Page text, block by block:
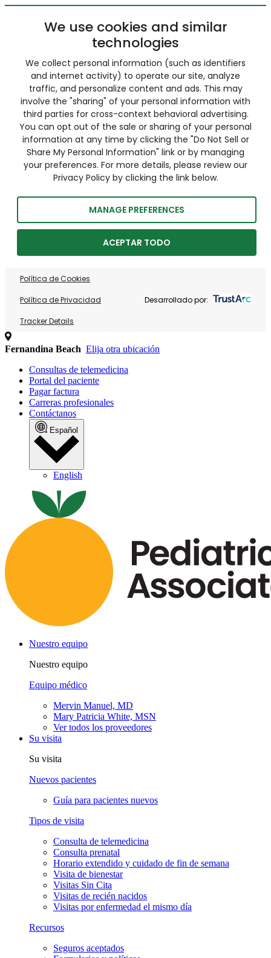
We use cookies and similar
technologies
We collect personal information (such as identifiers
and internet activity) to operate our site, analyze
traffic, and personalize content and ads. This may
involve the "sharing" of your personal information with
third parties for cross-context behavioral advertising.
You can opt out of the sale or sharing of your personal
information at any time by clicking the "Do Not Sell or
Share My Personal Information" link or by managing
your preferences. For more details, please review our
Privacy Policy by clicking the link below.
MANAGE PREFERENCES
ACEPTAR TODO
Política de Cookies
Política de Privacidad
Tracker Details
Desarrollado por:
Fernandina Beach Elija otra ubicación
Consultas de telemedicina
Portal del paciente
Pagar factura
Carreras profesionales
Contáctanos
Español
English
Nuestro equipo
Nuestro equipo
Equipo médico
Mervin Manuel, MD
Mary Patricia White, MSN
Ver todos los proveedores
Su visita
Su visita
Nuevos pacientes
Guía para pacientes nuevos
Tipos de visita
Consulta de telemedicina
Consulta prenatal
Horario extendido y cuidado de fin de semana
Visita de bienestar
Visitas Sin Cita
Visitas de recién nacidos
Visitas por enfermedad el mismo día
Recursos
Seguros aceptados